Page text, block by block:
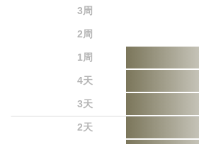
3周
2周
1周
4天
3天
2天